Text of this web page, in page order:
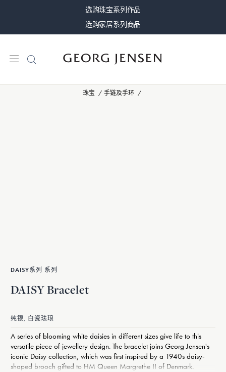
选购珠宝系列作品
选购家居系列商品
珠宝 手链及手环
DAISY系列 系列
DAISY Bracelet
纯银, 白瓷珐琅
A series of blooming white daisies in different sizes give life to this
versatile piece of jewellery design. The bracelet joins Georg Jensen's
iconic Daisy collection, which was first inspired by a 1940s daisy-
shaped brooch gifted to HM Queen Margrethe II of Denmark.